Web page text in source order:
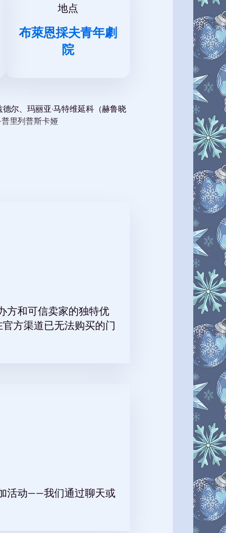
地点
布萊恩採夫青年劇
院
尔、玛丽亚·马特维延科（赫鲁晓
里列普斯卡娅
俊的伊万、善良的继女娜斯坚
方和可信卖家的独特优
方渠道已无法购买的门
活动——我们通过聊天或